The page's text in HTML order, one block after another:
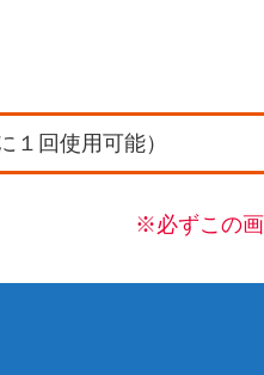
１回使用可能）
※必ずこの画